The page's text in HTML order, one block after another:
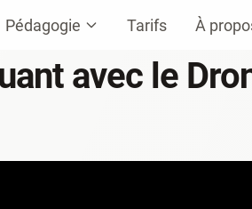
Pédagogie Tarifs À
avec le